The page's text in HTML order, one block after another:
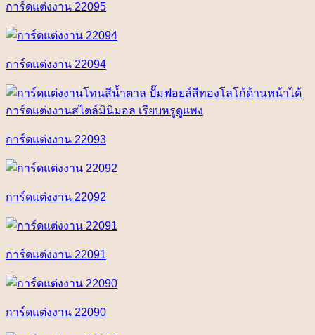
การ์ดแต่งงาน 22095
การ์ดแต่งงาน 22094
การ์ดแต่งงาน 22093
การ์ดแต่งงาน 22092
การ์ดแต่งงาน 22091
การ์ดแต่งงาน 22090